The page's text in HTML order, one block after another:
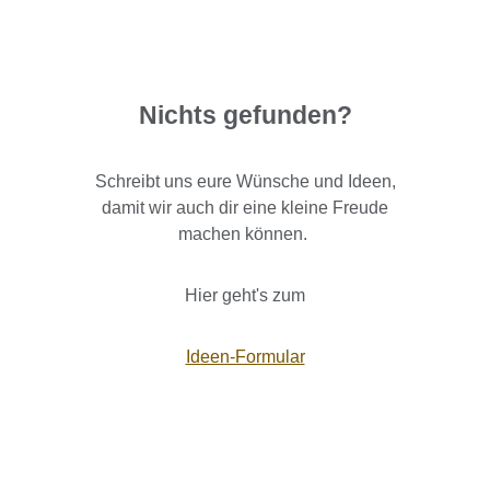
Nichts gefunden?
Schreibt uns eure Wünsche und Ideen,
damit wir auch dir eine kleine Freude
machen können.
Hier geht's zum
Ideen-Formular